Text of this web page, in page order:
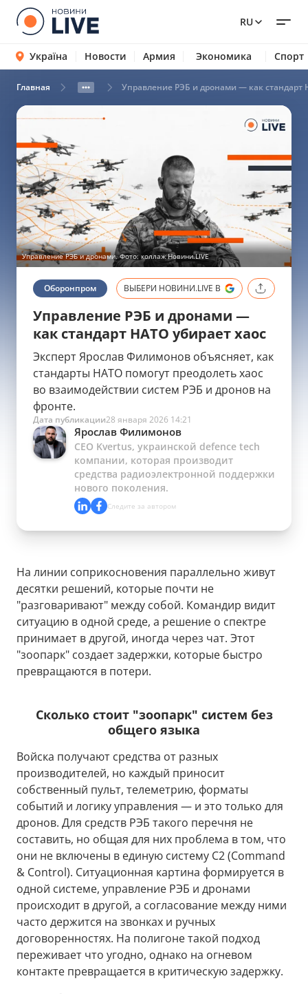
RU
Україна Новости Армия Экономика Спорт
Главная Управление РЭБ и дронами — как стандарт
Оборонпром ВЫБЕРИ НОВИНИ.LIVE В
Управление РЭБ и дронами —
как стандарт НАТО убирает хаос
Эксперт Ярослав Филимонов объясняет, как
стандарты НАТО помогут преодолеть хаос
во взаимодействии систем РЭБ и дронов на
фронте.
Ярослав Филимонов
CEO Kvertus, украинской defence tech
компании, которая производит
средства радиоэлектронной поддержки
нового поколения.
Следите за автором
Дата публикации28 января 2026 14:21
Управление РЭБ и дронами. Фото: коллаж Новини.LIVE
На линии соприкосновения параллельно живут
десятки решений, которые почти не
"разговаривают" между собой. Командир видит
ситуацию в одной среде, а решение о спектре
принимает в другой, иногда через чат. Этот
"зоопарк" создает задержки, которые быстро
превращаются в потери.
Сколько стоит "зоопарк" систем без
общего языка
Войска получают средства от разных
производителей, но каждый приносит
собственный пульт, телеметрию, форматы
событий и логику управления — и это только для
дронов. Для средств РЭБ такого перечня не
составить, но общая для них проблема в том, что
они не включены в единую систему C2 (Command
& Control). Ситуационная картина формируется в
одной системе, управление РЭБ и дронами
происходит в другой, а согласование между ними
часто держится на звонках и ручных
договоренностях. На полигоне такой подход
переживает что угодно, однако на огневом
контакте превращается в критическую задержку.